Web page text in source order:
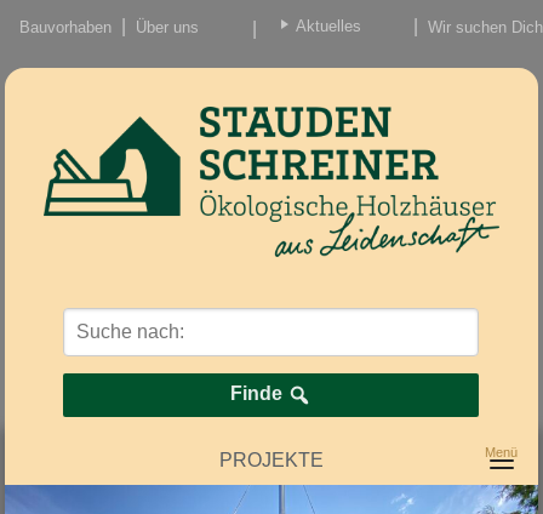
Bauvorhaben Über uns
Aktuelles
Nachrichten/Einzug
Wir suchen
Finde
PROJEKTE